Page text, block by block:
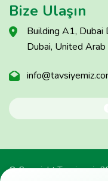
Bize Ulaşın
Building A1, Dubai
Dubai, United
© Copyright Tavsiyemiz